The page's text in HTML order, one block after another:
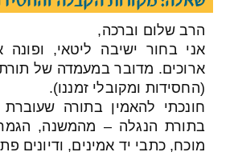
הרב שלום וברכה,
אני בחור ישיבה ליטאי,
ארוכים. מדובר במעמדה של
(החסידות ומקובלי זמננו).
חונכתי להאמין בתורה
בתורת הנגלה – מהמשנה,
מוכח, כתבי יד אמינים, ודיונים